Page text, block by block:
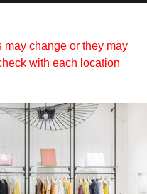
may change or they may
with each location